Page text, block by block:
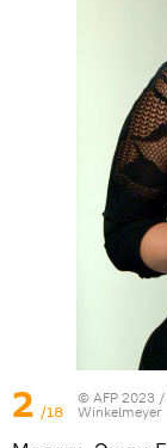
2 /18
© AFP 2023
Winkelmeyer